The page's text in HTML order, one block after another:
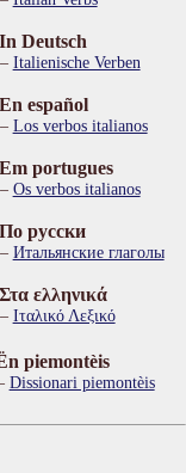
In Deutsch
Italienische Verben
En español
Los verbos italianos
Em portugues
Os verbos italianos
По русски
Итальянские глаголы
Στα ελληνικά
Ιταλικό Λεξικό
piemontèis
Dissionari piemontèis